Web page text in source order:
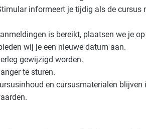
informeert je tijdig als de cursus
is bereikt, plaatsen we je
wij je een nieuwe datum aan.
gewijzigd worden.
te sturen.
en cursusmaterialen